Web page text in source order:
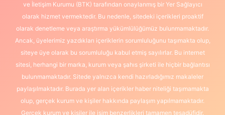
ve İletişim Kurumu (BTK) tarafından onaylanmış bir Yer Sağlayıcı
olarak hizmet vermektedir. Bu nedenle, sitedeki içerikleri proaktif
olarak denetleme veya araştırma yükümlülüğümüz bulunmamaktadır.
Ancak, üyelerimiz yazdıkları içeriklerin sorumluluğunu taşımakta olup,
siteye üye olarak bu sorumluluğu kabul etmiş sayılırlar. Bu internet
sitesi, herhangi bir marka, kurum veya şahıs şirketi ile hiçbir bağlantısı
bulunmamaktadır. Sitede yalnızca kendi hazırladığımız makaleler
paylaşılmaktadır. Burada yer alan içerikler haber niteliği taşımamakta
olup, gerçek kurum ve kişiler hakkında paylaşım yapılmamaktadır.
Gerçek kurum ve kişiler ile isim benzerlikleri tamamen tesadüfidir.